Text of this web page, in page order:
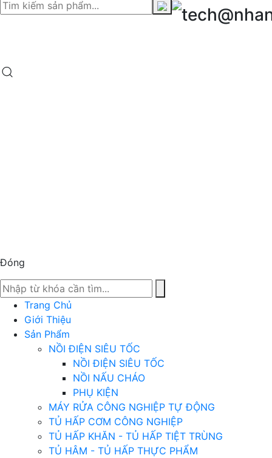
Đóng
Trang Chủ
Giới Thiệu
Sản Phẩm
NỒI ĐIỆN SIÊU TỐC
NỒI ĐIỆN SIÊU TỐC
NỒI NẤU CHÁO
PHỤ KIỆN
MÁY RỬA CÔNG NGHIỆP TỰ ĐỘNG
TỦ HẤP CƠM CÔNG NGHIỆP
TỦ HẤP KHĂN - TỦ HẤP TIỆT TRÙNG
TỦ HÂM - TỦ HẤP THỰC PHẨM